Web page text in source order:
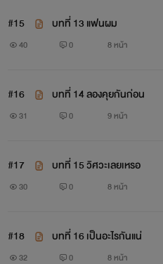
#15 บทที่ 13 แฟนผม
40 0 8 หน้า
#16 บทที่ 14 ลองคุยกันก่อน
31 0 9 หน้า
#17 บทที่ 15 วิศวะเลยเหรอ
30 0 8 หน้า
#18 บทที่ 16 เป็นอะไรกันแน่
32 0 8 หน้า